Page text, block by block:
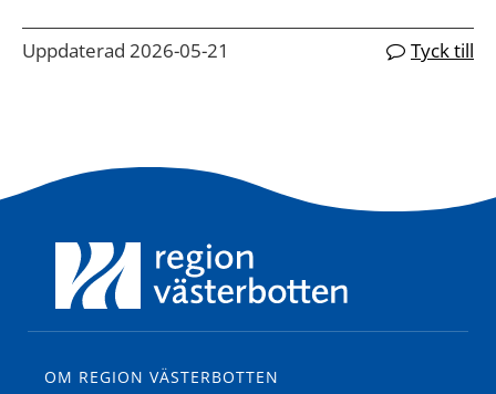
Uppdaterad 2026-05-21 Tyck till
OM REGION VÄSTERBOTTEN